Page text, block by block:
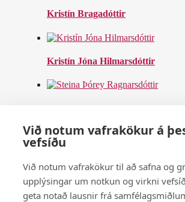
Kristín Bragadóttir
Kristín Jóna Hilmarsdóttir
Prent
Við notum vafrakökur á
vefsíðu
Við notum vafrakökur til að safna og
upplýsingar um notkun og virkni
geta notað lausnir frá